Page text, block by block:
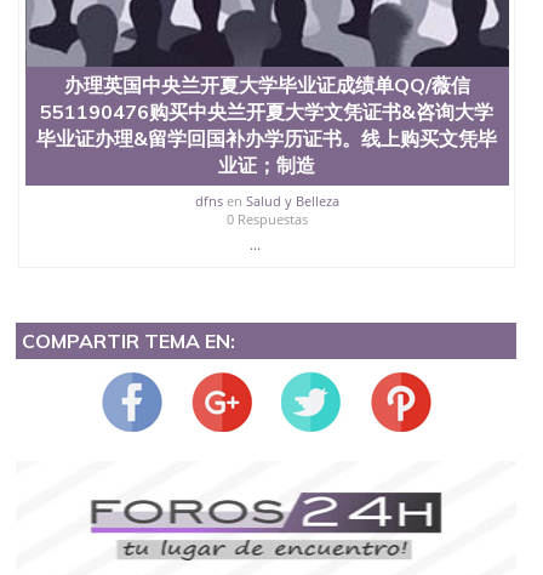
办理英国中央兰开夏大学毕业证成绩单QQ/薇信
551190476购买中央兰开夏大学文凭证书&咨询大学
毕业证办理&留学回国补办学历证书。线上购买文凭毕
业证；制造
dfnsen Salud y Belleza
0 Respuestas
...
COMPARTIR TEMA EN: